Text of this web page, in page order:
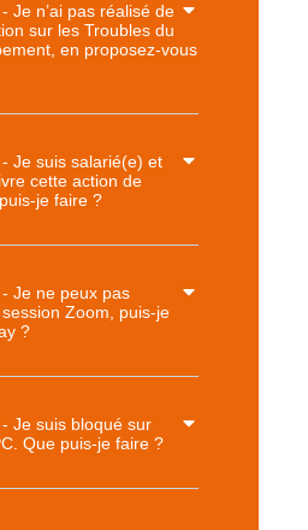
Je n’ai pas réalisé de
sur les Troubles du
en proposez-vous
Je suis salarié(e) et
cette action de
je faire ?
Je ne peux pas
Zoom, puis-je
?
Je suis bloqué sur
Que puis-je faire ?